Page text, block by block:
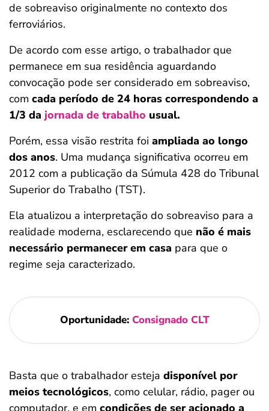
de sobreaviso originalmente no contexto dos
ferroviários.
De acordo com esse artigo, o trabalhador que
permanece em sua residência aguardando
convocação pode ser considerado em sobreaviso,
com cada período de 24 horas correspondendo a
1/3 da jornada de trabalho usual.
Porém, essa visão restrita foi ampliada ao longo
dos anos. Uma mudança significativa ocorreu em
2012 com a publicação da Súmula 428 do Tribunal
Superior do Trabalho (TST).
Ela atualizou a interpretação do sobreaviso para a
realidade moderna, esclarecendo que não é mais
necessário permanecer em casa para que o
regime seja caracterizado.
Oportunidade: Consignado CLT
Basta que o trabalhador esteja disponível por
meios tecnológicos, como celular, rádio, pager ou
computador, e em condições de ser acionado a